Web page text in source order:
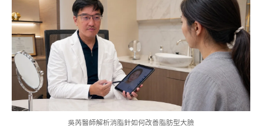
吳芮醫師解析消脂針如何改善脂肪型大臉